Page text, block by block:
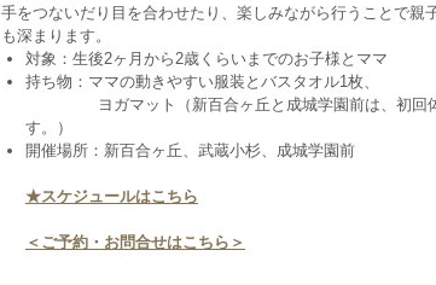
手をつないだり目を合わせたり、楽しみながら行うことで親
も深まります。
対象：生後2ヶ月から2歳くらいまでのお子様とママ
持ち物：ママの動きやすい服装とバスタオル1枚、
ヨガマット（新百合ヶ丘と成城学園前は、初回体
す。）
開催場所：新百合ヶ丘、武蔵小杉、成城学園前
★スケジュールはこちら
＜ご予約・お問合せはこちら＞